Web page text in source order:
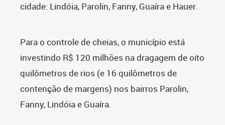
cidade: Lindóia, Parolin, Fanny, Guaíra e Hauer.
Para o controle de cheias, o município está
investindo R$ 120 milhões na dragagem de oito
quilômetros de rios (e 16 quilômetros de
contenção de margens) nos bairros Parolin,
Fanny, Lindóia e Guaíra.